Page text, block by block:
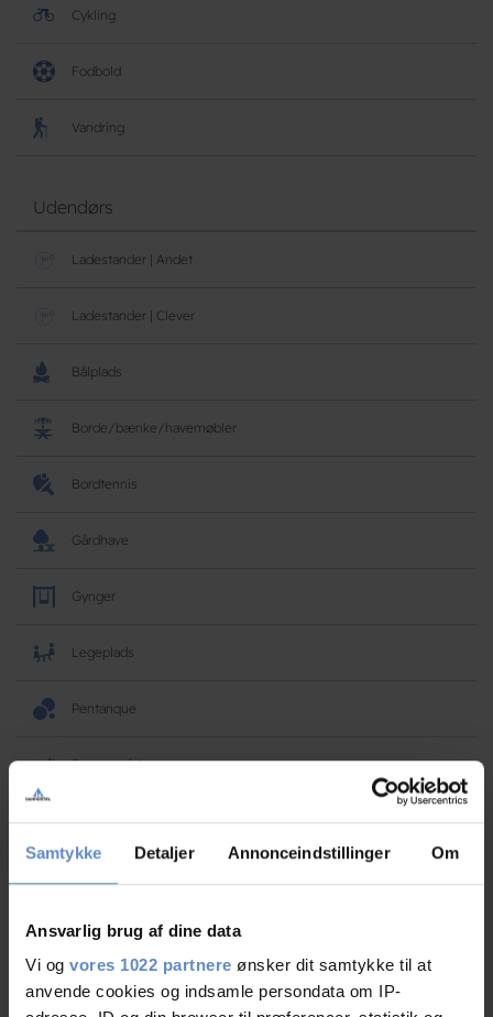
Samtykke Detaljer Annonceindstillinger Om
Ansvarlig brug af dine data
Vi og vores 1022 partnere ønsker dit samtykke til at
anvende cookies og indsamle persondata om IP-
Cykling
Fodbold
Vandring
Udendørs
Ladestander | Andet
Ladestander | Clever
Bålplads
Borde/bænke/havemøbler
Bordtennis
Gårdhave
Gynger
Legeplads
Pentanque
Rygeområde
Vandrerhjems faciliteter
Aktivitetsrum